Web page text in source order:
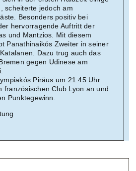
scheiterte jedoch am
Besonders positiv bei
hervorragende Auftritt der
und Mantzios. Mit diesem
Panathinaikós Zweiter in seiner
Dazu trug auch das
gegen Udinese am
Piräus um 21.45 Uhr
französischen Club Lyon an und
Punktegewinn.